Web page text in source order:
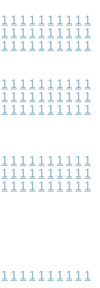
1 1 1 1 1 1 1 1 1 1
1 1 1 1 1 1 1 1 1 1
1 1 1 1 1 1 1 1 1 1
1 1 1 1 1 1 1 1 1 1
1 1 1 1 1 1 1 1 1 1
1 1 1 1 1 1 1 1 1 1
1 1 1 1 1 1 1 1 1 1
1 1 1 1 1 1 1 1 1 1
1 1 1 1 1 1 1 1 1 1
1 1 1 1 1 1 1 1 1 1